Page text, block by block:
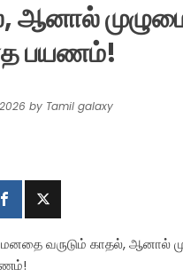
ஆனால்
பயணம்!
by Tamil galaxy
வருடும் காதல், ஆனால்